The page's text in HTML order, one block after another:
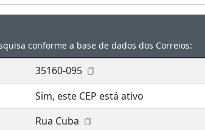
conforme a base de dados dos Correios:
35160-095
Sim, este CEP está ativo
Rua Cuba